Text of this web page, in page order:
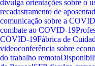
divulga orientações sobre o
recadastramento de
comunicação sobre a
combate ao COVID-19
COVID-19Fábrica de
videoconferência sobre
do trabalho remoto